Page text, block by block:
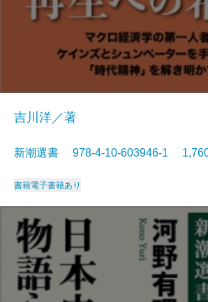
吉川洋／著
新潮選書 978-4-10-603946-1
書籍電子書籍あり